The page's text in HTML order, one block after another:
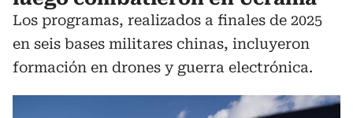
Los programas, realizados a finales de 2025
en seis bases militares chinas, incluyeron
formación en drones y guerra electrónica.